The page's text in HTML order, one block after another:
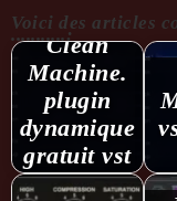
Voici des articles
...........:Clean
Machine.
plugin
dynamique
gratuit vst